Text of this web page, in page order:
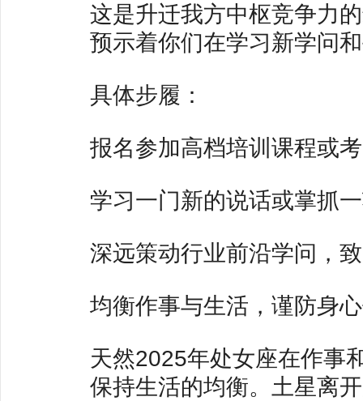
这是升迁我方中枢竞争力
预示着你们在学习新学问
具体步履：
报名参加高档培训课程或
学习一门新的说话或掌抓
深远策动行业前沿学问，
均衡作事与生活，谨防身
天然2025年处女座在作事
保持生活的均衡。土星离